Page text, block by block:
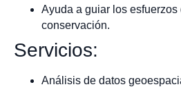
Ayuda a guiar los esfuerzos
conservación.
Servicios:
Análisis de datos